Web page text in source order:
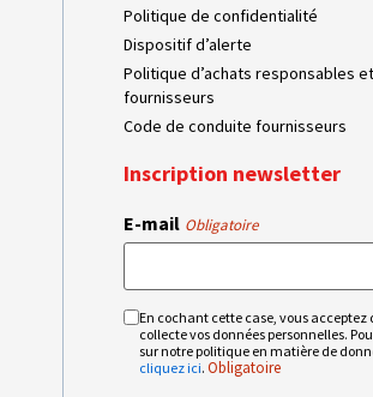
Politique de confidentialité
Dispositif d’alerte
Politique d’achats responsables
fournisseurs
Code de conduite fournisseurs
Inscription newsletter
E-mail Obligatoire
RGPD
Obligatoire
En cochant cette case, vous acceptez
collecte vos données personnelles.
sur notre politique en matière de
cliquez ici. Obligatoire